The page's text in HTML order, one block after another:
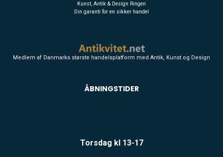
Kunst, Antik & Design Ringen
Din garanti for en sikker handel
Medlem af Danmarks største handelsplatform med Antik, Kunst og Design
ÅBNINGSTIDER
Torsdag kl 13-17